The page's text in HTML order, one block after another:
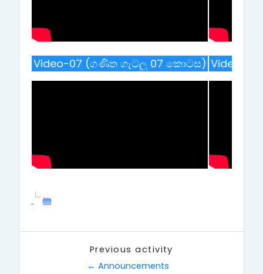
Video-07 (ගණිත ගැටලු 07 කොටස) Video-
Previous activity
← Announcements